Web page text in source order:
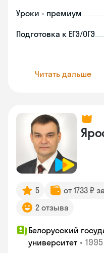
Уроки - премиум
Подготовка к ЕГЭ/ОГЭ
Читать дальше
5 от 1733 ₽
2 отзыва
Белорусский
университет • 1995